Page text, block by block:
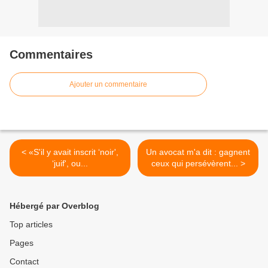
Commentaires
Ajouter un commentaire
< «S'il y avait inscrit ‘noir',
‘juif', ou...
Un avocat m'a dit : gagnent
ceux qui persévèrent... >
Hébergé par Overblog
Top articles
Pages
Contact